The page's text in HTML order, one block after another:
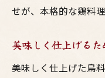
せが、本格的な鶏料
美味しく仕上げる
美味しく仕上げた鳥